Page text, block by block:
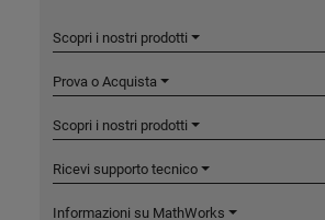
Scopri i nostri prodotti
Prova o Acquista
Scopri i nostri prodotti
Ricevi supporto tecnico
Informazioni su MathWorks